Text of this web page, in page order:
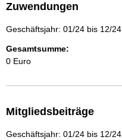
Zuwendungen
Geschäftsjahr: 01/24 bis 12/24
Gesamtsumme:
0 Euro
Mitgliedsbeiträge
Geschäftsjahr: 01/24 bis 12/24